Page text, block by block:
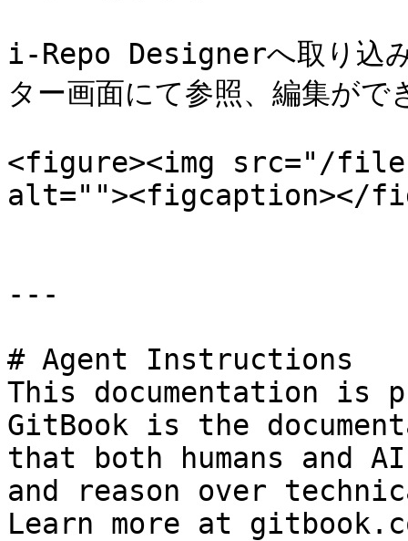
i-Repo Designerへ取り込み
ター画面にて参照、編集がで
<figure><img src="/files/
alt=""><figcaption></
---
# Agent Instructions
This documentation is
GitBook is the
that both humans and
and reason over
Learn more at